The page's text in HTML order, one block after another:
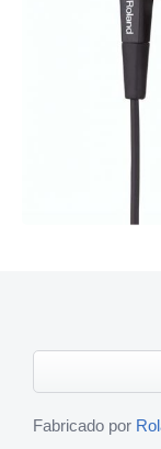
Fabricado por